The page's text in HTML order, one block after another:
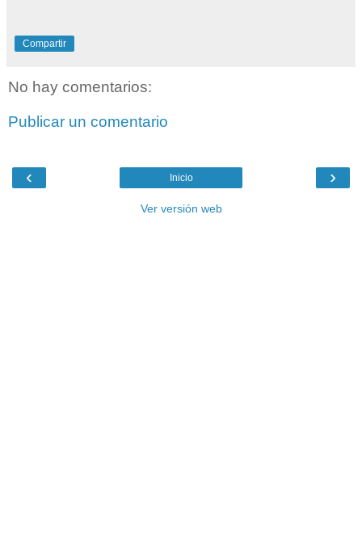
Compartir
No hay comentarios:
Publicar un comentario
‹ ›
Inicio
Ver versión web